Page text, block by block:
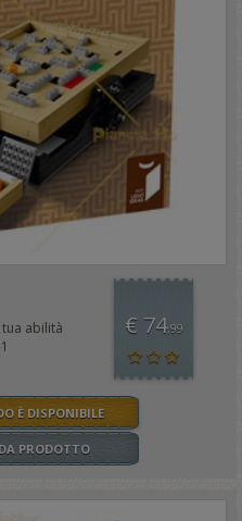
abilità
€ 74,99
È DISPONIBILE
PRODOTTO